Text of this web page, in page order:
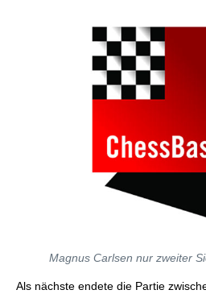
Magnus Carlsen nur zweiter
Als nächste endete die Partie